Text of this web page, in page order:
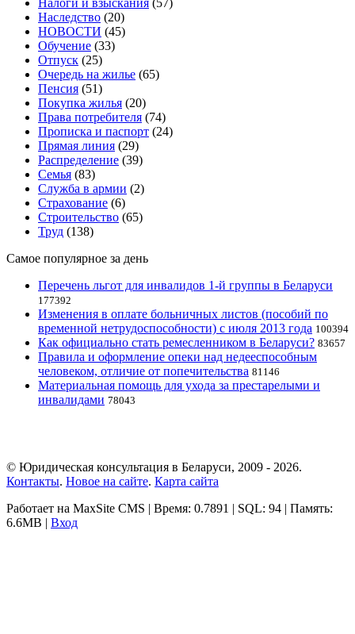
Налоги и взыскания (57)
Наследство (20)
НОВОСТИ (45)
Обучение (33)
Отпуск (25)
Очередь на жилье (65)
Пенсия (51)
Покупка жилья (20)
Права потребителя (74)
Прописка и паспорт (24)
Прямая линия (29)
Распределение (39)
Семья (83)
Служба в армии (2)
Страхование (6)
Строительство (65)
Труд (138)
Самое популярное за день
Перечень льгот для инвалидов 1-й группы в Беларуси
177392
Изменения в оплате больничных листов (пособий по
временной нетрудоспособности) с июля 2013 года 100394
Как официально стать ремесленником в Беларуси? 83657
Правила и оформление опеки над недееспособным
человеком, отличие от попечительства 81146
Материальная помощь для ухода за престарелыми и
инвалидами 78043
© Юридическая консультация в Беларуси, 2009 - 2026.
Контакты. Новое на сайте. Карта сайта
Работает на MaxSite CMS | Время: 0.7891 | SQL: 94 | Память:
6.6MB | Вход